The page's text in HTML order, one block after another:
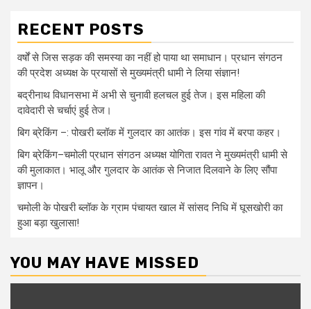
RECENT POSTS
वर्षों से जिस सड़क की समस्या का नहीं हो पाया था समाधान। प्रधान संगठन
की प्रदेश अध्यक्ष के प्रयासों से मुख्यमंत्री धामी ने लिया संज्ञान!
बद्रीनाथ विधानसभा में अभी से चुनावी हलचल हुई तेज। इस महिला की
दावेदारी से चर्चाएं हुई तेज।
बिग ब्रेकिंग –: पोखरी ब्लॉक में गुलदार का आतंक। इस गांव में बरपा कहर।
बिग ब्रेकिंग–चमोली प्रधान संगठन अध्यक्ष योगिता रावत ने मुख्यमंत्री धामी से
की मुलाकात। भालू और गुलदार के आतंक से निजात दिलवाने के लिए सौंपा
ज्ञापन।
चमोली के पोखरी ब्लॉक के ग्राम पंचायत खाल में सांसद निधि में घूसखोरी का
हुआ बड़ा खुलासा!
YOU MAY HAVE MISSED